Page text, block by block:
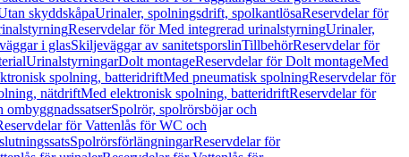
skyddskåpaUrinaler, spolningsdrift, spolkantlösaReservdelar för
Reservdelar för Med integrerad urinalstyrningUrinaler,
i glasSkiljeväggar av sanitetsporslinTillbehörReservdelar för
UrinalstyrningarDolt montageReservdelar för Dolt montageMed
spolning, batteridriftMed pneumatisk spolningReservdelar för
nätdriftMed elektronisk spolning, batteridriftReservdelar för
Spolrör, spolrörsböjar och
för Vattenlås för WC och
SpolrörsförlängningarReservdelar för